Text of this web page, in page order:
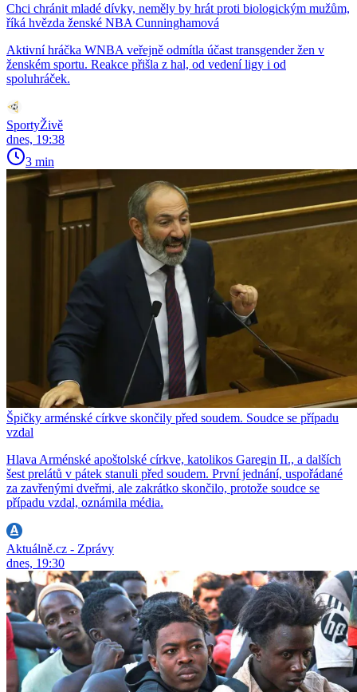
Chci chránit mladé dívky, neměly by hrát proti biologickým mužům,
říká hvězda ženské NBA Cunninghamová
Aktivní hráčka WNBA veřejně odmítla účast transgender žen v
ženském sportu. Reakce přišla z hal, od vedení ligy i od
spoluhráček.
SportyŽivě
dnes, 19:38
3 min
Špičky arménské církve skončily před soudem. Soudce se případu
vzdal
Hlava Arménské apoštolské církve, katolikos Garegin II., a dalších
šest prelátů v pátek stanuli před soudem. První jednání, uspořádané
za zavřenými dveřmi, ale zakrátko skončilo, protože soudce se
případu vzdal, oznámila média.
Aktuálně.cz - Zprávy
dnes, 19:30